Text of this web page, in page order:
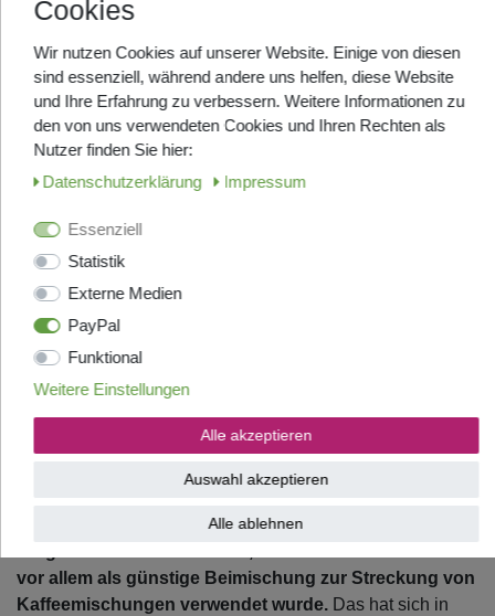
Supermarktkaffee dagegen schlägt auch mir auf den
Magenproblemen muss selbst ausprobieren, was er
verträgt. Aber die Faustregel „hochwertig + lang
geröstet" funktioniert in den allermeisten Fällen.
Mehr
zur Frage der Magenverträglichkeit findet sich im
6) Specialty Robusta: Der Wandel
der letzten zehn Jahre
Die alte Gleichung „Arabica = hochwertig, Robusta =
vor allem als günstige Beimischung zur Streckung von
Kaffeemischungen verwendet wurde. Das hat sich in
Cookies
Wir nutzen Cookies auf unserer Website. Einige von diesen
sind essenziell, während andere uns helfen, diese Website
und Ihre Erfahrung zu verbessern. Weitere Informationen zu
den von uns verwendeten Cookies und Ihren Rechten als
Nutzer finden Sie hier:
Daten­schutz­erklärung
Impressum
Essenziell
Statistik
Externe Medien
PayPal
Funktional
Weitere Einstellungen
Alle akzeptieren
Auswahl akzeptieren
Alle ablehnen